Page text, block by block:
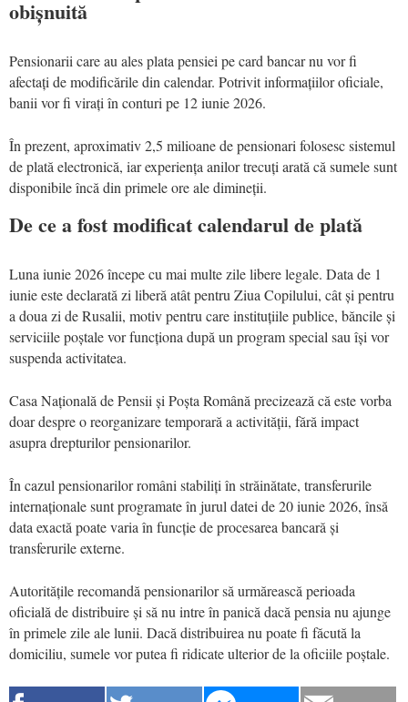
obișnuită
Pensionarii care au ales plata pensiei pe card bancar nu vor fi
afectați de modificările din calendar. Potrivit informațiilor oficiale,
banii vor fi virați în conturi pe 12 iunie 2026.
În prezent, aproximativ 2,5 milioane de pensionari folosesc sistemul
de plată electronică, iar experiența anilor trecuți arată că sumele sunt
disponibile încă din primele ore ale dimineții.
De ce a fost modificat calendarul de plată
Luna iunie 2026 începe cu mai multe zile libere legale. Data de 1
iunie este declarată zi liberă atât pentru Ziua Copilului, cât și pentru
a doua zi de Rusalii, motiv pentru care instituțiile publice, băncile și
serviciile poștale vor funcționa după un program special sau își vor
suspenda activitatea.
Casa Națională de Pensii și Poșta Română precizează că este vorba
doar despre o reorganizare temporară a activității, fără impact
asupra drepturilor pensionarilor.
În cazul pensionarilor români stabiliți în străinătate, transferurile
internaționale sunt programate în jurul datei de 20 iunie 2026, însă
data exactă poate varia în funcție de procesarea bancară și
transferurile externe.
Autoritățile recomandă pensionarilor să urmărească perioada
oficială de distribuire și să nu intre în panică dacă pensia nu ajunge
în primele zile ale lunii. Dacă distribuirea nu poate fi făcută la
domiciliu, sumele vor putea fi ridicate ulterior de la oficiile poștale.